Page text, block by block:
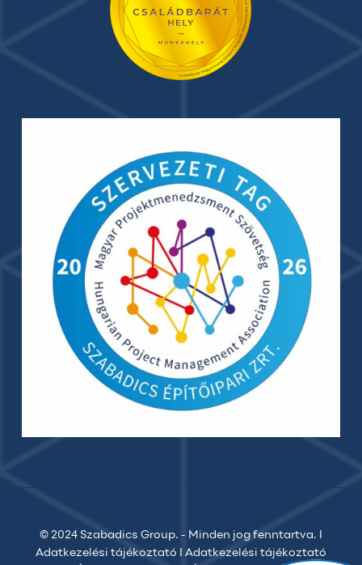
© 2024 Szabadics Group. - Minden jog fenntartva. I
Adatkezelési tájékoztató
Adatkezelési tájékoztató